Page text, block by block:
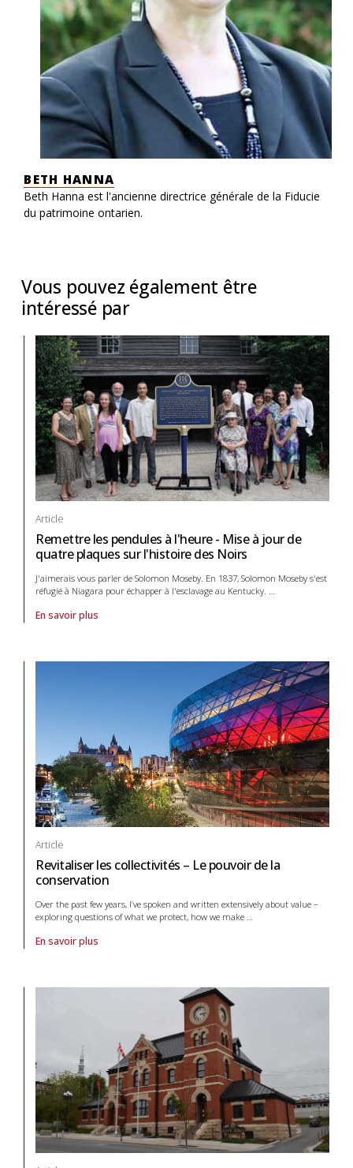
BETH HANNA
Beth Hanna est l'ancienne directrice générale de la Fiducie
du patrimoine ontarien.
Vous pouvez également être
intéressé par
Article
Remettre les pendules à l'heure - Mise à jour de
quatre plaques sur l'histoire des Noirs
J'aimerais vous parler de Solomon Moseby. En 1837, Solomon Moseby s'est
réfugié à Niagara pour échapper à l'esclavage au Kentucky. …
En savoir plus
À propos de article Remettre les pendules à l'heure - Mise à jour de
Article
Revitaliser les collectivités – Le pouvoir de la
conservation
Over the past few years, I’ve spoken and written extensively about value –
exploring questions of what we protect, how we make
En savoir plus
À propos de article Revitaliser les collectivités – Le pouvoir de la